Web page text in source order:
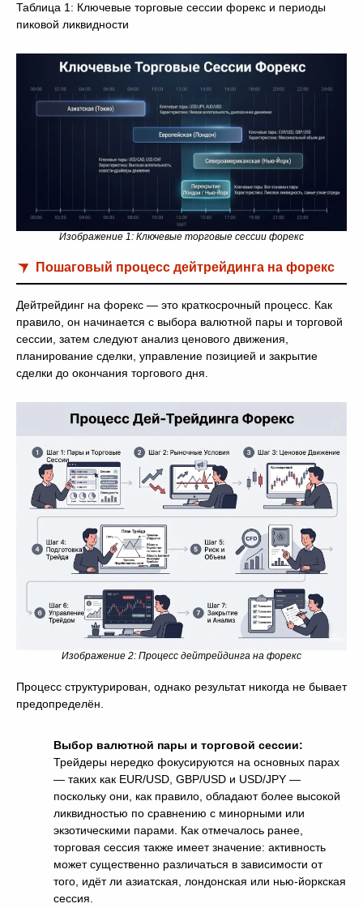
Таблица 1: Ключевые торговые сессии форекс и периоды
пиковой ликвидности
Изображение 1: Ключевые торговые сессии форекс
Пошаговый процесс дейтрейдинга на форекс
Дейтрейдинг на форекс — это краткосрочный процесс. Как
правило, он начинается с выбора валютной пары и торговой
сессии, затем следуют анализ ценового движения,
планирование сделки, управление позицией и закрытие
сделки до окончания торгового дня.
Изображение 2: Процесс дейтрейдинга на форекс
Процесс структурирован, однако результат никогда не бывает
предопределён.
Выбор валютной пары и торговой сессии:
Трейдеры нередко фокусируются на основных парах
— таких как EUR/USD, GBP/USD и USD/JPY —
поскольку они, как правило, обладают более высокой
ликвидностью по сравнению с минорными или
экзотическими парами. Как отмечалось ранее,
торговая сессия также имеет значение: активность
может существенно различаться в зависимости от
того, идёт ли азиатская, лондонская или нью-йоркская
сессия.